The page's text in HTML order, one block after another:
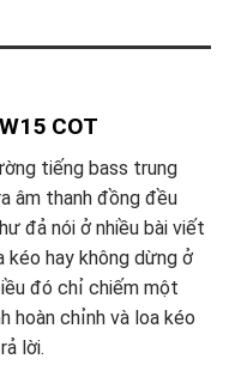
COT
tiếng bass trung
âm thanh đồng đều
đả nói ở nhiều bài viết
hay không dừng ở
đó chỉ chiếm một
hoàn chỉnh và loa kéo
lời.